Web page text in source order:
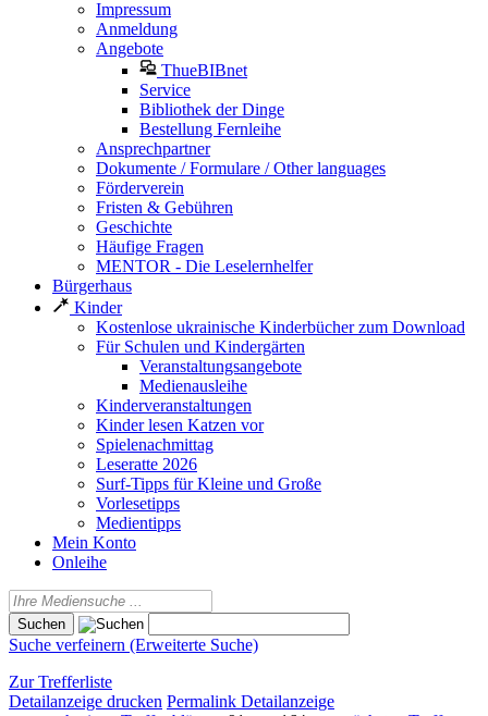
Impressum
Anmeldung
Angebote
ThueBIBnet
Service
Bibliothek der Dinge
Bestellung Fernleihe
Ansprechpartner
Dokumente / Formulare / Other languages
Förderverein
Fristen & Gebühren
Geschichte
Häufige Fragen
MENTOR - Die Leselernhelfer
Bürgerhaus
Kinder
Kostenlose ukrainische Kinderbücher zum Download
Für Schulen und Kindergärten
Veranstaltungsangebote
Medienausleihe
Kinderveranstaltungen
Kinder lesen Katzen vor
Spielenachmittag
Leseratte 2026
Surf-Tipps für Kleine und Große
Vorlesetipps
Medientipps
Mein Konto
Onleihe
Suche verfeinern (Erweiterte Suche)
Zur Trefferliste
Detailanzeige drucken Permalink Detailanzeige